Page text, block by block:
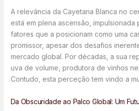
A relevância da Cayetana Blanca no
está em plena ascensão, impulsionada
fatores que a posicionam como uma
promissor, apesar dos desafios
mercado global. Por décadas, a sua
uva de volume, produtora de vinhos
Contudo, esta perceção tem vindo a
Da Obscuridade ao Palco Global: Um